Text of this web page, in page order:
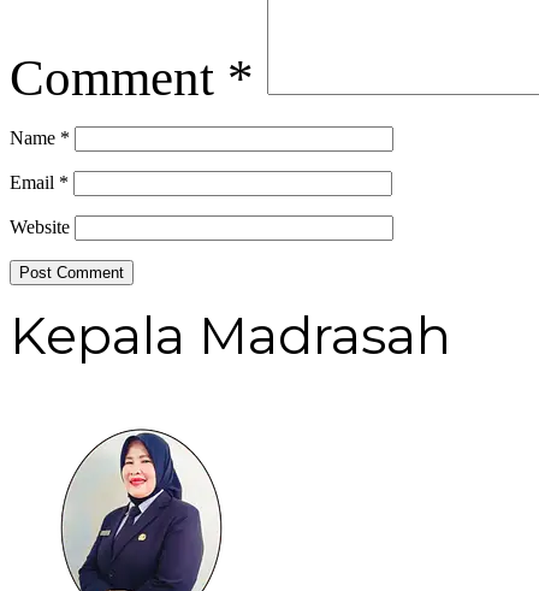
Comment *
Name *
Email *
Website
Kepala Madrasah